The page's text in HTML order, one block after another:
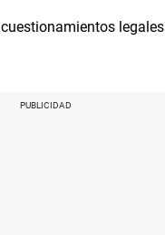
legales